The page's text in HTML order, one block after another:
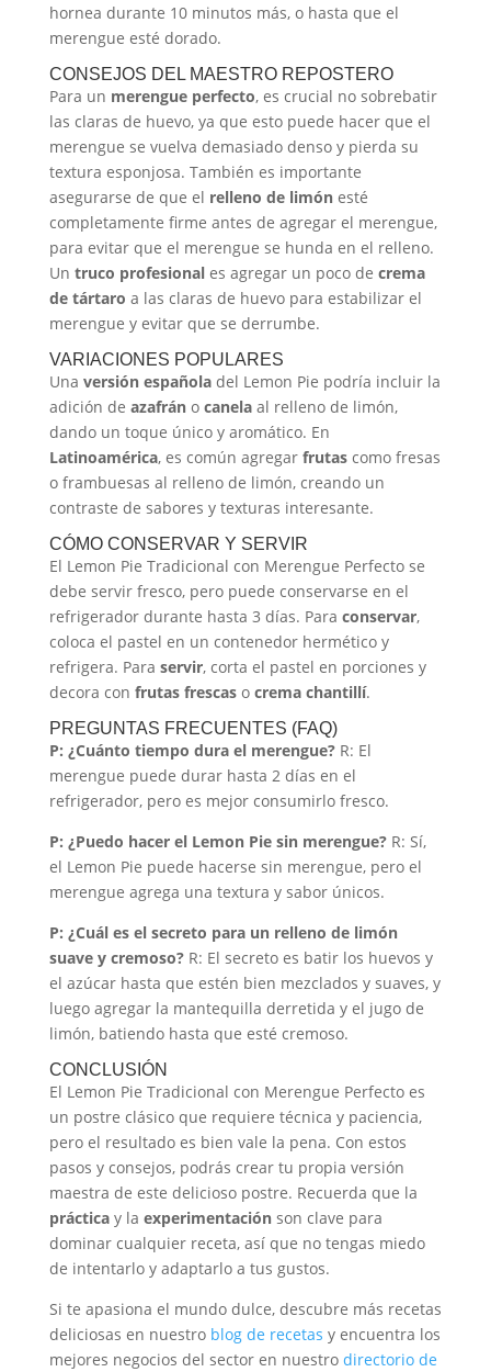
hornea durante 10 minutos más, o hasta que el
merengue esté dorado.
CONSEJOS DEL MAESTRO REPOSTERO
Para un merengue perfecto, es crucial no sobrebatir
las claras de huevo, ya que esto puede hacer que el
merengue se vuelva demasiado denso y pierda su
textura esponjosa. También es importante
asegurarse de que el relleno de limónesté
completamente firme antes de agregar el merengue,
para evitar que el merengue se hunda en el relleno.
Un truco profesionales agregar un poco de crema
de tártaro a las claras de huevo para estabilizar el
merengue y evitar que se derrumbe.
VARIACIONES POPULARES
Una versión españoladel Lemon Pie podría incluir la
adición de azafráno canelaal relleno de limón,
dando un toque único y aromático. En
Latinoamérica, es común agregar frutascomo fresas
o frambuesas al relleno de limón, creando un
contraste de sabores y texturas interesante.
CÓMO CONSERVAR Y SERVIR
El Lemon Pie Tradicional con Merengue Perfecto se
debe servir fresco, pero puede conservarse en el
refrigerador durante hasta 3 días. Para conservar,
coloca el pastel en un contenedor hermético y
refrigera. Para servir, corta el pastel en porciones y
decora con frutas frescaso crema chantillí.
PREGUNTAS FRECUENTES (FAQ)
P: ¿Cuánto tiempo dura el merengue?R: El
merengue puede durar hasta 2 días en el
refrigerador, pero es mejor consumirlo fresco.
P: ¿Puedo hacer el Lemon Pie sin merengue?R: Sí,
el Lemon Pie puede hacerse sin merengue, pero el
merengue agrega una textura y sabor únicos.
P: ¿Cuál es el secreto para un relleno de limón
suave y cremoso?R: El secreto es batir los huevos y
el azúcar hasta que estén bien mezclados y suaves, y
luego agregar la mantequilla derretida y el jugo de
limón, batiendo hasta que esté cremoso.
CONCLUSIÓN
El Lemon Pie Tradicional con Merengue Perfecto es
un postre clásico que requiere técnica y paciencia,
pero el resultado es bien vale la pena. Con estos
pasos y consejos, podrás crear tu propia versión
maestra de este delicioso postre. Recuerda que la
prácticay la experimentaciónson clave para
dominar cualquier receta, así que no tengas miedo
de intentarlo y adaptarlo a tus gustos.
Si te apasiona el mundo dulce, descubre más recetas
deliciosas en nuestro blog de recetas y encuentra los
mejores negocios del sector en nuestro directorio de